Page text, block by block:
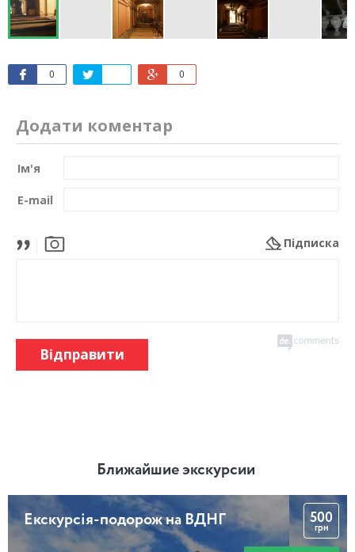
0 0
Додати коментар
Ім'я
E-mail
Підписка
Відправити
Ближайшие экскурсии
Екскурсія-подорож на ВДНГ 500
грн